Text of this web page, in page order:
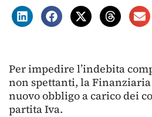
Per impedire l’indebita
non spettanti, la
nuovo obbligo a carico dei
partita Iva.